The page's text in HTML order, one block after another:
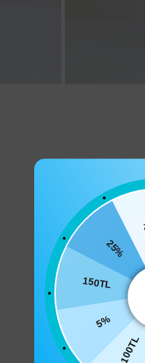
100TL
5%
150TL
25%